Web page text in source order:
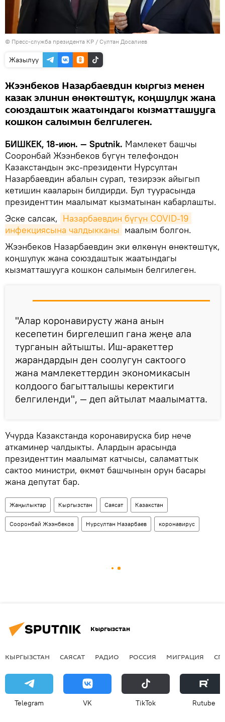
© Пресс-служба президента КР / Султан Досалиев
Жазылуу
Жээнбеков Назарбаевдин кыргыз менен
казак элинин өнөктөштүк, коңшулук жана
союздаштык жаатындагы кызматташууга
кошкон салымын белгилеген.
БИШКЕК, 18-июн. — Sputnik. Мамлекет башчы
Сооронбай Жээнбеков бүгүн телефондон
Казакстандын экс-президенти Нурсултан
Назарбаевдин абалын сурап, тезирээк айыгып
кетишин кааларын билдирди. Бул туурасында
президенттин маалымат кызматынан кабарлашты.
Эске салсак, Назарбаевдин бүгүн COVID-19
инфекциясына чалдыкканы маалым болгон.
Жээнбеков Назарбаевдин эки өлкөнүн өнөктөштүк,
коңшулук жана союздаштык жаатындагы
кызматташууга кошкон салымын белгилеген.
"Алар коронавирусту жана анын
кесепетин биргелешип гана жеңе ала
турганын айтышты. Иш-аракеттер
жарандардын ден соолугун сактоого
жана мамлекеттердин экономикасын
колдоого багытталышы керектиги
белгиленди", — деп айтылат маалыматта.
Учурда Казакстанда коронавируска бир нече
аткаминер чалдыкты. Алардын арасында
президенттин маалымат катчысы, саламаттык
сактоо министри, өкмөт башчынын орун басары
жана депутат бар.
Жаңылыктар Кыргызстан Саясат Казакстан
Сооронбай Жээнбеков Нурсултан Назарбаев коронавирус
Кыргызстан
КЫРГЫЗСТАН САЯСАТ РАДИО РОССИЯ МИГРАЦИЯ
Telegram VK ТikТоk Rutube